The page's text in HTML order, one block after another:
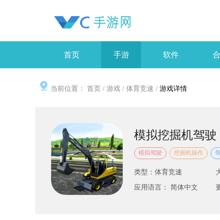
首页 手游 软件
当前位置： 首页 / 游戏 / 体育竞速 / 游戏详情
模拟挖掘机驾驶
模拟驾驶 挖掘机操作
类型：体育竞速
应用语言： 简体中文